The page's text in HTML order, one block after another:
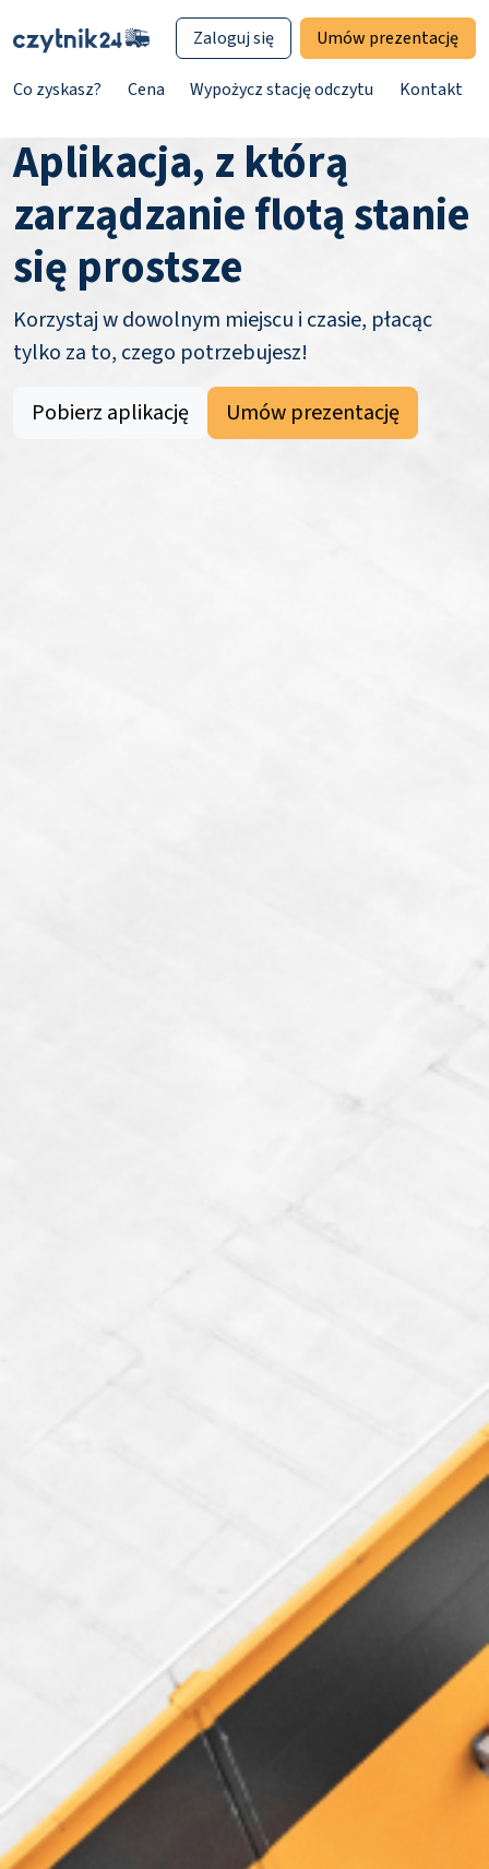
Co zyskasz? Cena Wypożycz stację odczytu Kontakt
Zaloguj się Umów prezentację
Aplikacja, z którą
zarządzanie flotą stanie
się prostsze
Korzystaj w dowolnym miejscu i czasie, płacąc
tylko za to, czego potrzebujesz!
Pobierz aplikację
Umów prezentację